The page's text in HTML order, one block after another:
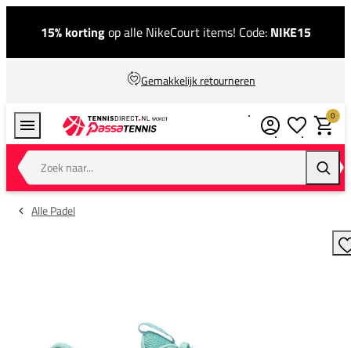
15% kortingop alle NikeCourt items! Code: NIKE15
Gemakkelijk retourneren
Zoek naar...
0
Alle Padel